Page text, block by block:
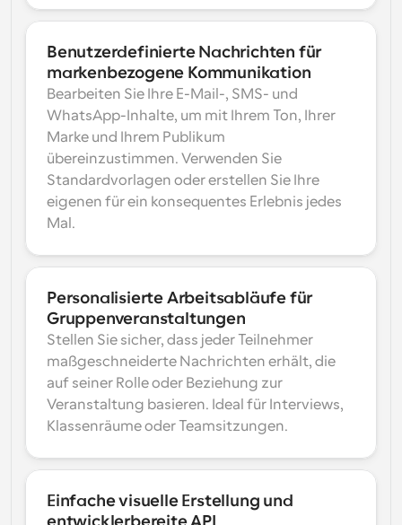
Benutzerdefinierte Nachrichten für
markenbezogene Kommunikation
Bearbeiten Sie Ihre E-Mail-, SMS- und
WhatsApp-Inhalte, um mit Ihrem Ton, Ihrer
Marke und Ihrem Publikum
übereinzustimmen. Verwenden Sie
Standardvorlagen oder erstellen Sie Ihre
eigenen für ein konsequentes Erlebnis jedes
Mal.
Personalisierte Arbeitsabläufe für
Gruppenveranstaltungen
Stellen Sie sicher, dass jeder Teilnehmer
maßgeschneiderte Nachrichten erhält, die
auf seiner Rolle oder Beziehung zur
Veranstaltung basieren. Ideal für Interviews,
Klassenräume oder Teamsitzungen.
Einfache visuelle Erstellung und
entwicklerbereite API